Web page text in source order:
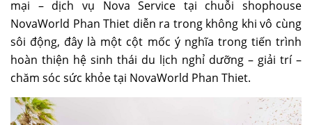
mại – dịch vụ Nova Service tại chuỗi shophouse
NovaWorld Phan Thiet diễn ra trong không khi vô cùng
sôi động, đây là một cột mốc ý nghĩa trong tiến trình
hoàn thiện hệ sinh thái du lịch nghỉ dưỡng – giải trí –
chăm sóc sức khỏe tại NovaWorld Phan Thiet.